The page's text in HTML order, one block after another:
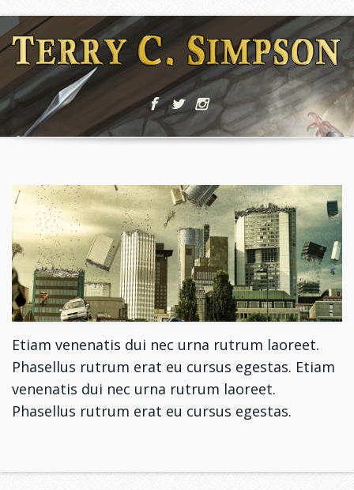
Etiam venenatis dui nec urna rutrum laoreet.
Phasellus rutrum erat eu cursus egestas. Etiam
venenatis dui nec urna rutrum laoreet.
Phasellus rutrum erat eu cursus egestas.